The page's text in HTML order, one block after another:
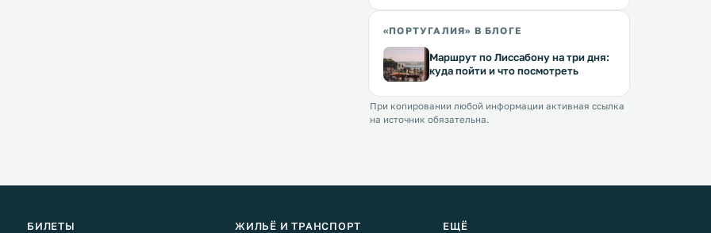
«ПОРТУГАЛИЯ» В БЛОГЕ
Маршрут по Лиссабону на три дня:
куда пойти и что посмотреть
При копировании любой информации активная ссылка
на источник обязательна.
БИЛЕТЫ ЖИЛЬЁ И ТРАНСПОРТ ЕЩЁ